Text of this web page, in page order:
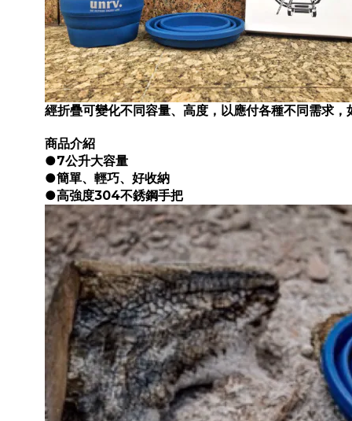
經折疊可變化不同容量、高度，以應付各種不同需求，
商品介紹
●7公升大容量
●簡單、輕巧、好收納
●高強度304不銹鋼手把